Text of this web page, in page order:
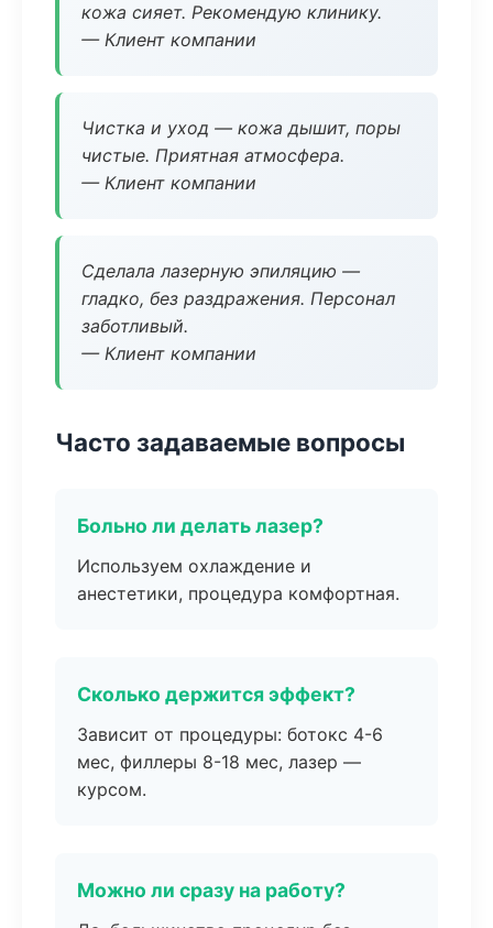
кожа сияет. Рекомендую клинику.
— Клиент компании
Чистка и уход — кожа дышит, поры
чистые. Приятная атмосфера.
— Клиент компании
Сделала лазерную эпиляцию —
гладко, без раздражения. Персонал
заботливый.
— Клиент компании
Часто задаваемые вопросы
Больно ли делать лазер?
Используем охлаждение и
анестетики, процедура комфортная.
Сколько держится эффект?
Зависит от процедуры: ботокс 4-6
мес, филлеры 8-18 мес, лазер —
курсом.
Можно ли сразу на работу?